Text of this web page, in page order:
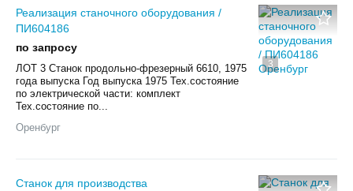
3
Реализация станочного оборудования /
ПИ604186
по запросу
ЛОТ 3 Станок продольно-фрезерный 6610, 1975
года выпуска Год выпуска 1975 Тех.состояние
по электрической части: комплект
Тех.состояние по...
Оренбург
Станок для производства